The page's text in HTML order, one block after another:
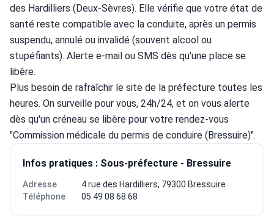
des Hardilliers (Deux-Sèvres). Elle vérifie que votre état de
santé reste compatible avec la conduite, après un permis
suspendu, annulé ou invalidé (souvent alcool ou
stupéfiants). Alerte e-mail ou SMS dès qu'une place se
libère.
Plus besoin de rafraîchir le site de la préfecture toutes les
heures. On surveille pour vous, 24h/24, et on vous alerte
dès qu'un créneau se libère pour votre rendez-vous
"Commission médicale du permis de conduire (Bressuire)".
Infos pratiques : Sous-préfecture - Bressuire
Adresse
4 rue des Hardilliers, 79300 Bressuire
Téléphone
05 49 08 68 68